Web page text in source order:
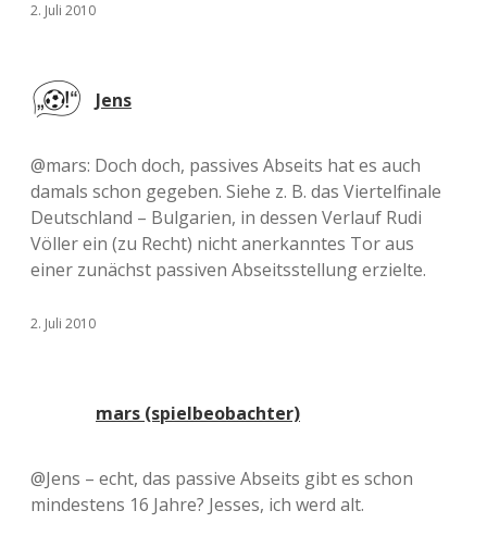
2. Juli 2010
Jens
@mars: Doch doch, passives Abseits hat es auch
damals schon gegeben. Siehe z. B. das Viertelfinale
Deutschland – Bulgarien, in dessen Verlauf Rudi
Völler ein (zu Recht) nicht anerkanntes Tor aus
einer zunächst passiven Abseitsstellung erzielte.
2. Juli 2010
mars (spielbeobachter)
@Jens – echt, das passive Abseits gibt es schon
mindestens 16 Jahre? Jesses, ich werd alt.